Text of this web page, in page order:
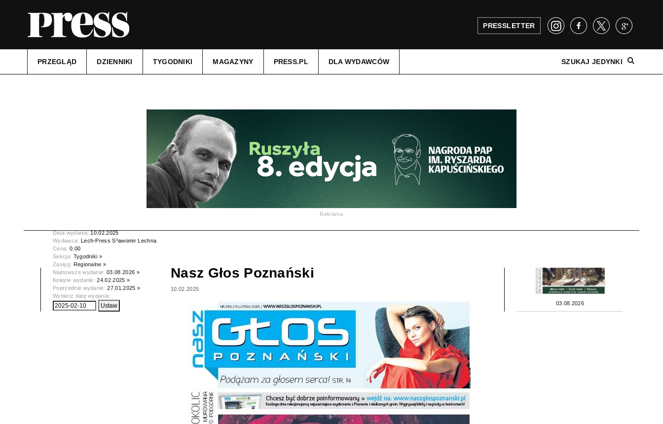
PRESSLETTER
PRZEGLĄD DZIENNIKI TYGODNIKI MAGAZYNY PRESS.PL DLA WYDAWCÓW SZUKAJ JEDYNKI
Reklama
Data wydania:10.02.2025
Wydawca: Lech-Press S³awomir Lechna
Cena: 0.00
Sekcja: Tygodniki »
Zasięg: Regionalne »
Najnowsze wydanie:03.08.2026 »
Kolejne wydanie:24.02.2025 »
Poprzednie wydanie:27.01.2025 »
Wybierz datę wydania:
Nasz Głos Poznański
10.02.2025
03.08.2026